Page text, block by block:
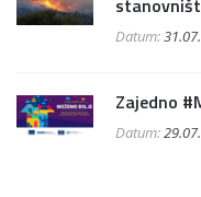
Datum:
Zajedno
Datum: